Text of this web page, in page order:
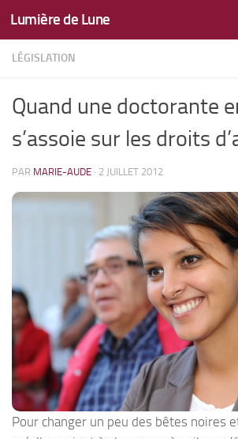
Skip to content
Lumière de Lune
LÉGISLATION
Quand une doctorante
s’assoie sur les droits
PAR MARIE-AUDE · 2 JUILLET 2012
Pour changer un peu des bêtes noires